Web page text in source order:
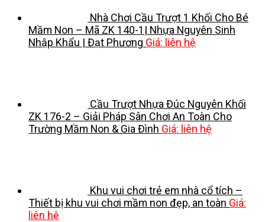
Nhà Chơi Cầu Trượt 1 Khối Cho Bé
Mầm Non – Mã ZK 140-1| Nhựa Nguyên Sinh
Nhập Khẩu | Đạt Phương Giá: liên hệ
Cầu Trượt Nhựa Đúc Nguyên Khối
ZK 176-2 – Giải Pháp Sân Chơi An Toàn Cho
Trường Mầm Non & Gia Đình Giá: liên hệ
Khu vui chơi trẻ em nhà cổ tích –
Thiết bị khu vui chơi mầm non đẹp, an toàn Giá:
liên hệ